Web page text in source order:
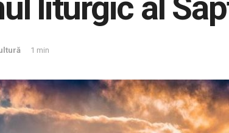
1 min